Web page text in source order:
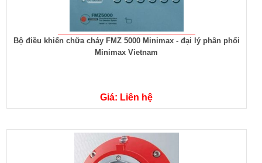
Bộ điều khiển chữa cháy FMZ 5000 Minimax - đại lý phân phối
Minimax Vietnam
Giá: Liên hệ